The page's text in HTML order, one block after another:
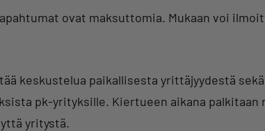
ovat maksuttomia. Mukaan voi
keskustelua paikallisesta yrittäjyydestä
pk-yrityksille. Kiertueen aikana palkitaan
yritystä.